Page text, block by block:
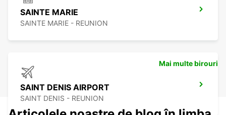
SAINTE MARIE
SAINTE MARIE - REUNION
SAINT DENIS AIRPORT
SAINT DENIS - REUNION
Mai multe birouri